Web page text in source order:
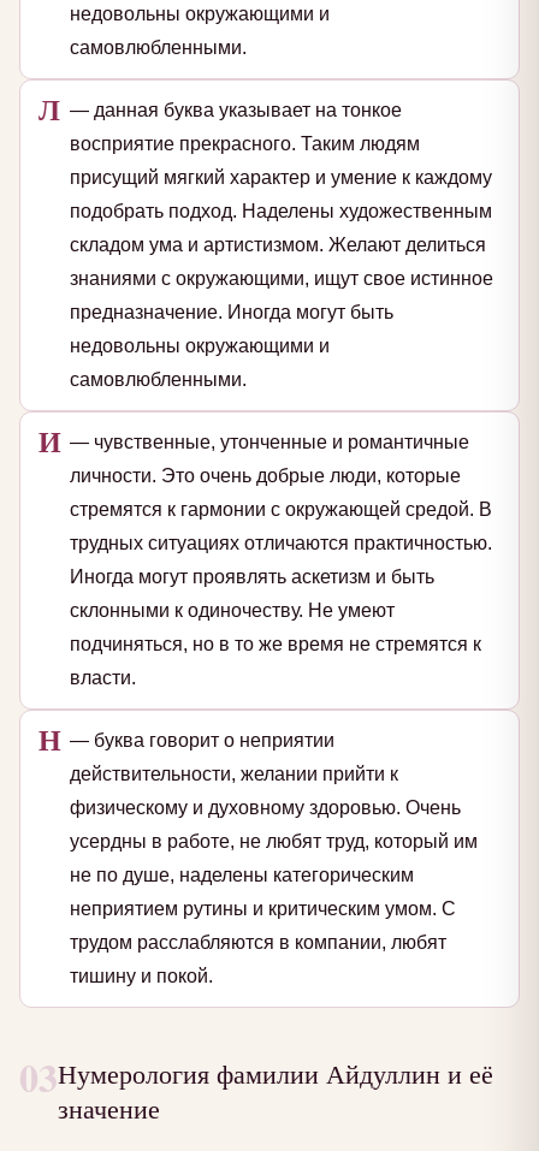
недовольны окружающими и
самовлюбленными.
Л — данная буква указывает на тонкое
восприятие прекрасного. Таким людям
присущий мягкий характер и умение к каждому
подобрать подход. Наделены художественным
складом ума и артистизмом. Желают делиться
знаниями с окружающими, ищут свое истинное
предназначение. Иногда могут быть
недовольны окружающими и
самовлюбленными.
И — чувственные, утонченные и романтичные
личности. Это очень добрые люди, которые
стремятся к гармонии с окружающей средой. В
трудных ситуациях отличаются практичностью.
Иногда могут проявлять аскетизм и быть
склонными к одиночеству. Не умеют
подчиняться, но в то же время не стремятся к
власти.
Н — буква говорит о неприятии
действительности, желании прийти к
физическому и духовному здоровью. Очень
усердны в работе, не любят труд, который им
не по душе, наделены категорическим
неприятием рутины и критическим умом. С
трудом расслабляются в компании, любят
тишину и покой.
03Нумерология фамилии Айдуллин и её
значение